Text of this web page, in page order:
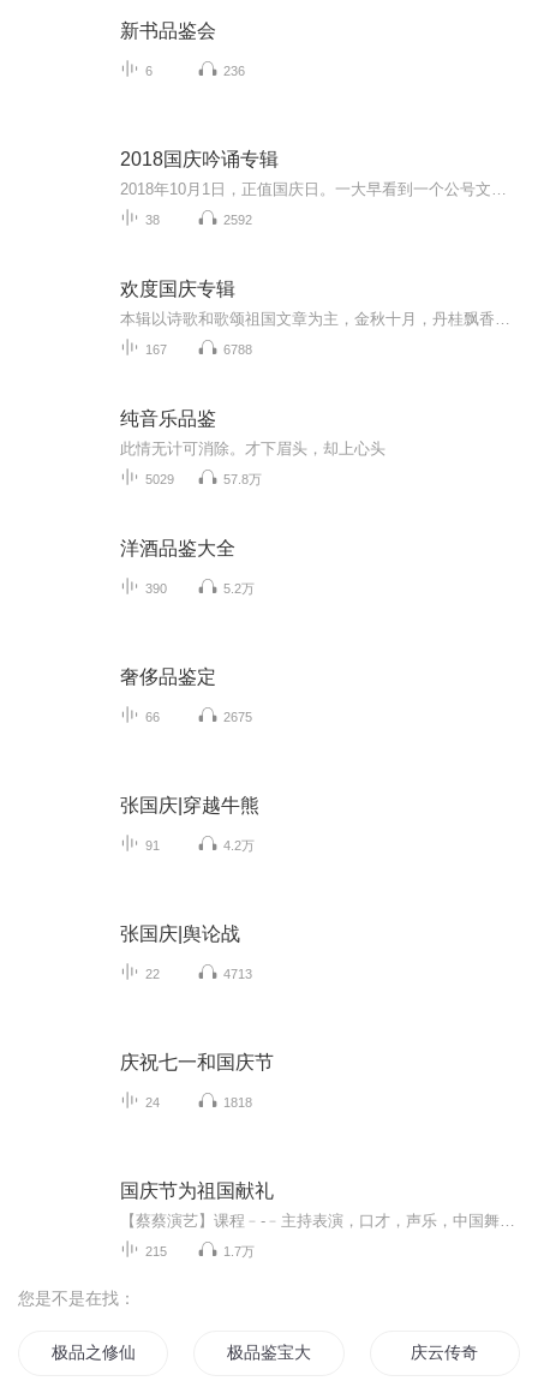
新书品鉴会
6 236
2018国庆吟诵专辑
38 2592
欢度国庆专辑
167 6788
纯音乐品鉴
此情无计可消除。才下眉头，却上心头
5029 57.8万
洋酒品鉴大全
390 5.2万
奢侈品鉴定
66 2675
张国庆|穿越牛熊
91 4.2万
张国庆|舆论战
22 4713
庆祝七一和国庆节
24 1818
国庆节为祖国献礼
215 1.7万
您是不是在找：
极品之修仙宝鉴 极品鉴宝大师 庆云传奇